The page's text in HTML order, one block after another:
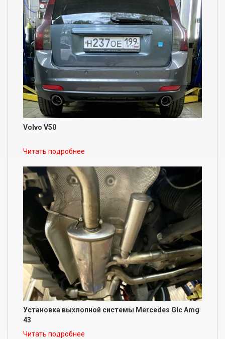
Volvo V50
Читать подробнее
Установка выхлопной системы Mercedes Glc Amg
43
Читать подробнее